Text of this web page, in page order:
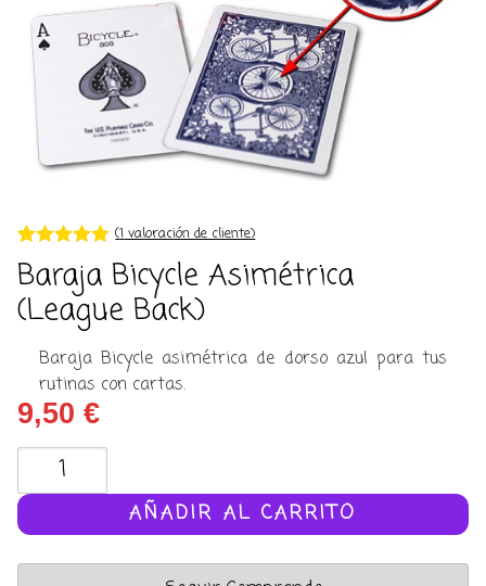
Valorado con
5.00de 5 en
base a
1
valoración de
un cliente
(1valoración de cliente)
Baraja Bicycle Asimétrica
(League Back)
Baraja Bicycle asimétrica de dorso azul para tus
rutinas con cartas.
9,50 €
Baraja
Bicycle
Asimétrica
(League
Back)
AÑADIR AL CARRITO